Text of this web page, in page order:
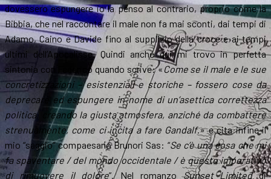
dovessero espungere io la penso al contrario, proprio come la
Bibbia, che nel raccontare il male non fa mai sconti, dai tempi di
Adamo, Caino e Davide fino al supplizio della croce e ai tempi
ultimi dell’Apocalisse. Quindi anche qui mi trovo in perfetta
sintonia con Federico quando scrive: « Come se il male e le sue
concretizzazioni – esistenziali e storiche – fossero cose da
deprecare ed espungere in nome di un’asettica correttezza
politica, creando la giusta atmosfera, anziché da combattere
strenuamente, come ci incita a fare Gandalf.» e cita infine il
mio “saggio” compaesano Brunori Sas: “Se c’è una cosa che mi
fa spaventare / del mondo occidentale / è questo imperativo
di rimuovere il dolore”. Nel romanzoSunset Limiteddi